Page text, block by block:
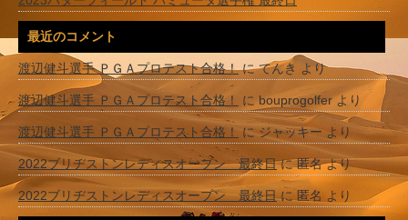
最近のコメント
渡辺健斗選手 ＰＧＡプロテスト合格！にてんき より
渡辺健斗選手 ＰＧＡプロテスト合格！ にbouprogolferより
渡辺健斗選手 ＰＧＡプロテスト合格！ にジャッキー より
2022ブリヂストンレディスオープン 最終日に匿名より
2022ブリヂストンレディスオープン 最終日に匿名 より